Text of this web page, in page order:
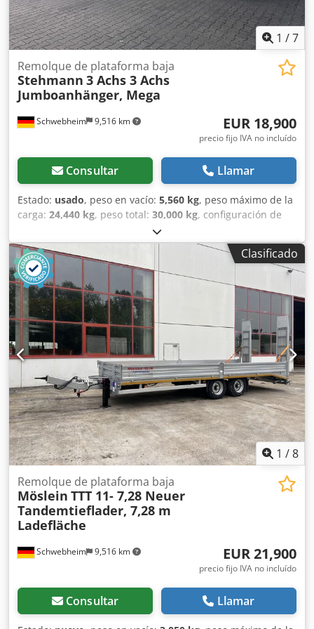
1 /7
Schwebheim 9,516 km
Remolque de plataforma baja
Stehmann 3 Achs 3 Achs
Jumboanhänger, Mega
EUR 18,900
precio fijo IVA no incluído
Consultar Llamar
Estado: usado, peso en vacío: 5,560 kg, peso máximo de la
carga: 24,440 kg, peso total: 30,000 kg, configuración de
07/2019
de carga:10,500 mm, amortiguación:aire, tamaño del
neumático:235/75 R17,5
, tipo de engranaje:
otro, tamaño del neumático delantero:
tamaño del neumático trasero:
235/75 R17,5, cabina del
conductor:otro, clase de emisión:
, Equipamiento:
ABS, freno de aire comprimido
, Longitud de la plataforma
de carga aprox. 10.500 mm, venta por encargo, -- salvo
errores de impresión, omisiones y modificaciones,
imágenes de muestra --, más datos en: !, más detalles en: !
Csdpfozr R T Aox Adrsrf
Clasificado
1 /8
Schwebheim 9,516 km
Remolque de plataforma baja
Möslein TTT 11- 7,28 Neuer
Tandemtieflader, 7,28 m
Ladefläche
EUR 21,900
precio fijo IVA no incluído
Consultar Llamar